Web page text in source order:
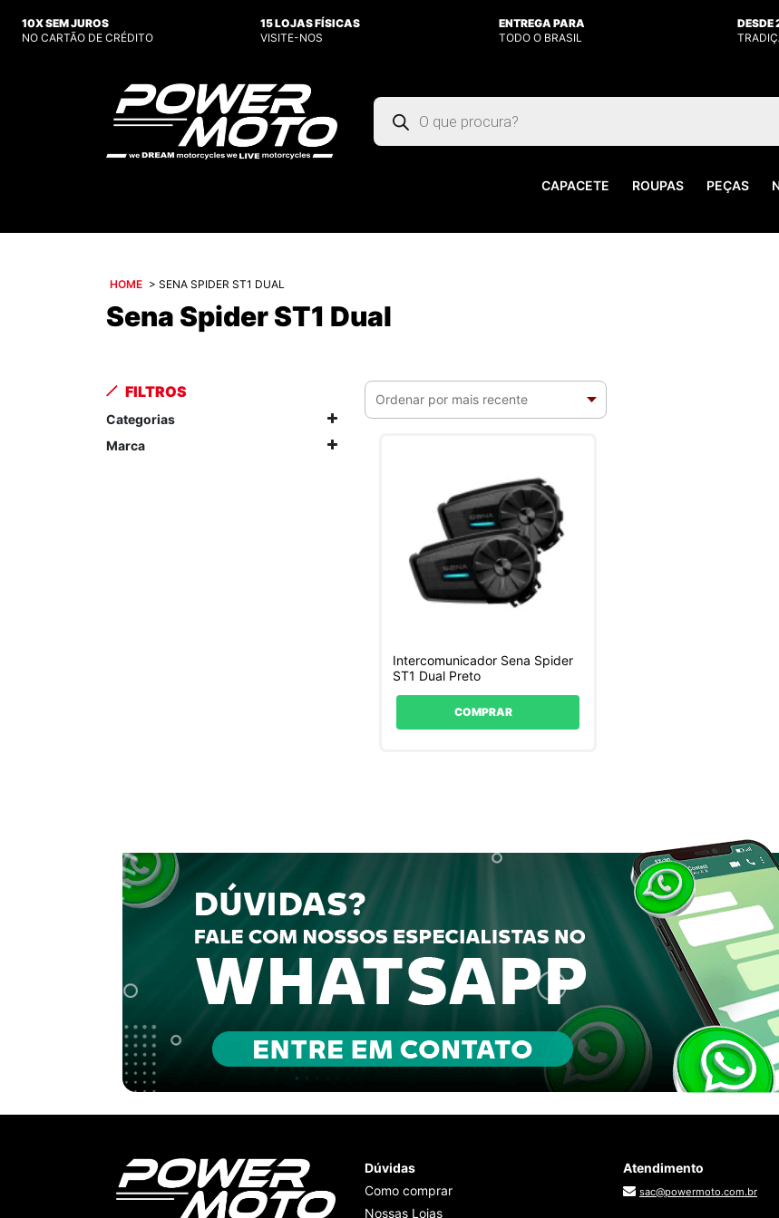
10X SEM JUROS
NO CARTÃO DE CRÉDITO
15 LOJAS FÍSICAS
VISITE-NOS
ENTREGA PARA
TODO O BRASIL
DESDE
Pesquisar
produtos
CAPACETE ROUPAS PEÇAS
HOME > SENA SPIDER ST1 DUAL
Sena Spider ST1 Dual
FILTROS
Categorias
Marca
Intercomunicador Sena Spider
ST1 Dual Preto
COMPRAR
Dúvidas
Como comprar
Nossas Lojas
Atendimento
sac@powermoto.com.br